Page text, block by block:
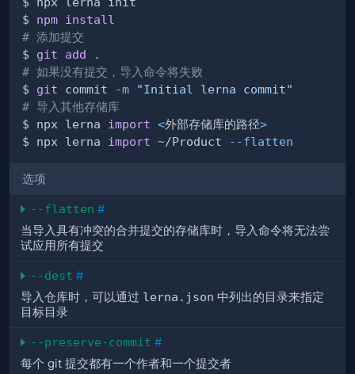
$ npm install
# 添加提交
$ git add
.
# 如果没有提交，导入命令将失败
$ git commit -m
"Initial lerna commit"
# 导入其他存储库
$ npx lerna import <外部存储库的路径>
$ npx lerna import ~/Product --flatten
选项
--flatten #
当导入具有冲突的合并提交的存储库时，导入命令将无法尝
试应用所有提交
--dest #
导入仓库时，可以通过 lerna.json 中列出的目录来指定
目标目录
--preserve-commit #
每个 git 提交都有一个作者和一个提交者